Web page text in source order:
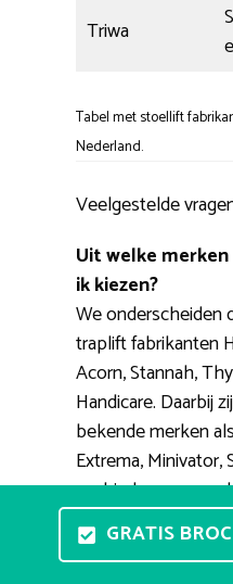
Triwa
Tabel met stoellift
Nederland.
Veelgestelde
Uit welke
ik kiezen?
We onderscheiden
traplift fabrikanten
Acorn, Stannah,
Handicare. Daarbij
bekende merken
Extrema,
aanbieders van
PractiComfort,
123traplift.
GRATIS